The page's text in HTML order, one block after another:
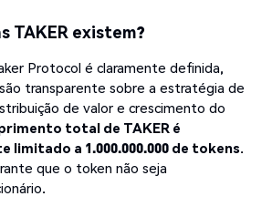
TAKER existem?
Protocol é claramente definida,
transparente sobre a estratégia de
de valor e crescimento do
total de TAKER é
limitado a 1.000.000.000 de tokens.
que o token não seja